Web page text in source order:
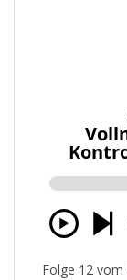
Folge 12 vom